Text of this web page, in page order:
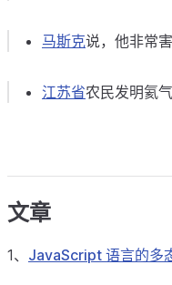
马斯克说，他非常
江苏省农民发明氦
文章
1、 JavaScript 语言的多